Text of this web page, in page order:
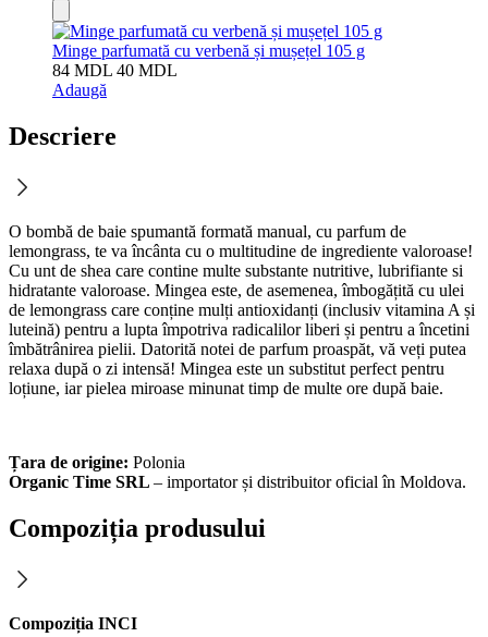
Minge parfumată cu verbenă și mușețel 105 g
84 MDL 40 MDL
Adaugă
Descriere
O bombă de baie spumantă formată manual, cu parfum de
lemongrass, te va încânta cu o multitudine de ingrediente valoroase!
Cu unt de shea care contine multe substante nutritive, lubrifiante si
hidratante valoroase. Mingea este, de asemenea, îmbogățită cu ulei
de lemongrass care conține mulți antioxidanți (inclusiv vitamina A și
luteină) pentru a lupta împotriva radicalilor liberi și pentru a încetini
îmbătrânirea pielii. Datorită notei de parfum proaspăt, vă veți putea
relaxa după o zi intensă! Mingea este un substitut perfect pentru
loțiune, iar pielea miroase minunat timp de multe ore după baie.
Țara de origine: Polonia
Organic Time SRL – importator și distribuitor oficial în Moldova.
Compoziția produsului
Compoziția INCI